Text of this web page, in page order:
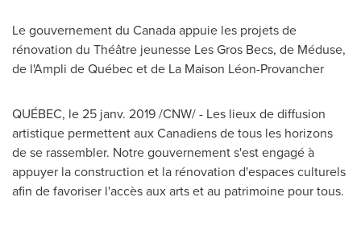
Le gouvernement du Canadaappuie les projets de
rénovation du Théâtre jeunesse Les Gros Becs, de Méduse,
de l'Ampli de Québec et de La Maison Léon-Provancher
QUÉBEC, le 25 janv. 2019 /CNW/ - Les lieux de diffusion
artistique permettent aux Canadiens de tous les horizons
de se rassembler. Notre gouvernement s'est engagé à
appuyer la construction et la rénovation d'espaces culturels
afin de favoriser l'accès aux arts et au patrimoine pour tous.